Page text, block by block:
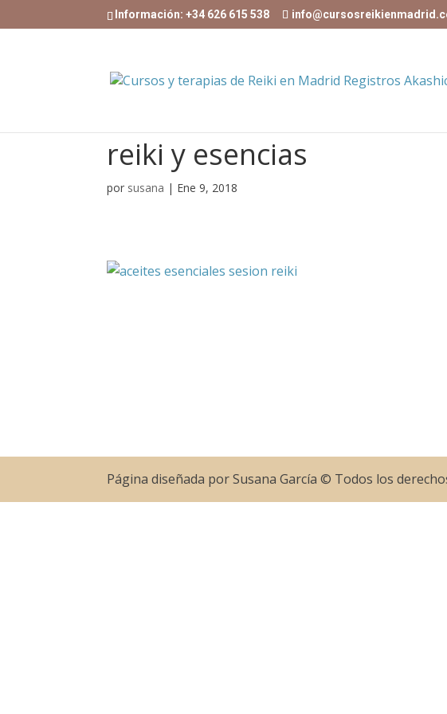
Información: +34 626 615 538
reiki y esencias
por susana | Ene 9, 2018
Página diseñada por Susana García © Todos los